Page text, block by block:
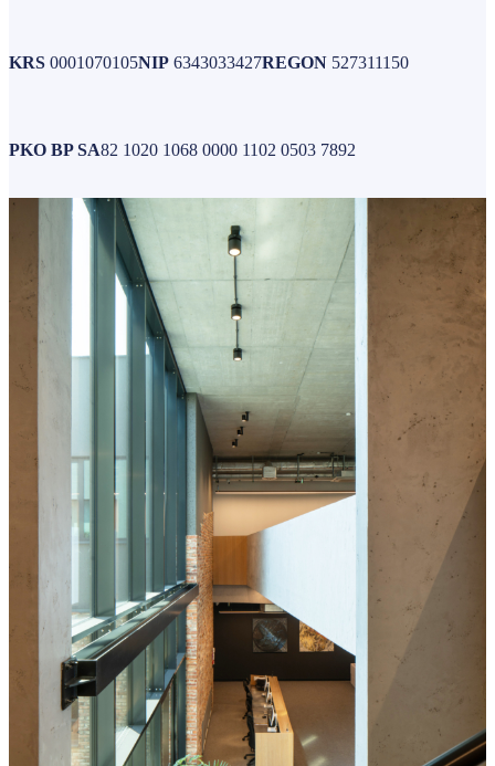
KRS 0001070105NIP 6343033427REGON 527311150
PKO BP SA82 1020 1068 0000 1102 0503 7892